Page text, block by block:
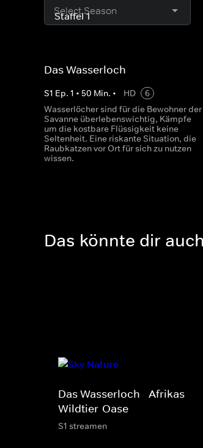
Select Season
Das Wasserloch
S1 Ep. 1 • 50 Min. • HD
6
Wasserlöcher sind für die Bewohner der
Savanne überlebenswichtig, Kämpfe
um die kostbare Flüssigkeit keine
Seltenheit. Eine riskante Situation, die
Raubkatzen vor Ort für sich zu nutzen
wissen.
Das könnte dir
Das Wasserloch - Afrikas
Wildtier-Oase
S1 streamen